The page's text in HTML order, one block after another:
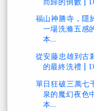
福山神勝寺，隱
一場洗滌五感
本...
從安藤忠雄到古
的最終洗禮 |
單日狂破三萬七
泉的魔幻夜色
本...